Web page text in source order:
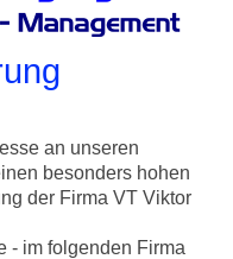
an unseren
besonders hohen
der Firma VT Viktor
- im folgenden Firma